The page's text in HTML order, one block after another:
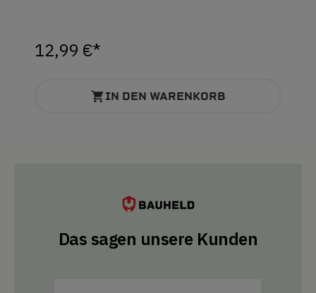
12,99 €*
IN DEN WARENKORB
Das sagen unsere Kunden